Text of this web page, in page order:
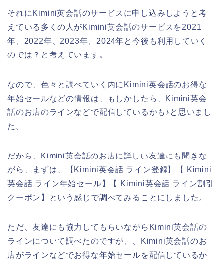
それにKimini英会話のサービスに申し込みしようと考
えている多くの人がKimini英会話のサービスを2021
年、2022年、2023年、2024年と今後も利用していく
のでは？と考えています。
なので、色々と調べていく内にKimini英会話のお得な
年始セールなどの情報は、もしかしたら、Kimini英会
話のお店のラインなどで配信しているかも♪と思いまし
た。
だから、Kimini英会話のお店に詳しい友達にも聞きな
がら、まずは、【Kimini英会話 ライン登録】【 Kimini
英会話 ライン年始セール】【 Kimini英会話 ライン割引
クーポン】という感じで調べてみることにしました。
ただ、友達にも協力してもらいながらKimini英会話の
ラインについて調べたのですが、、Kimini英会話のお
店がラインなどでお得な年始セールを配信しているか